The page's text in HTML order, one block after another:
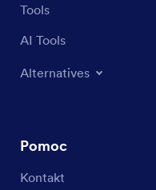
Tools
AI Tools
Alternatives
Pomoc
Kontakt